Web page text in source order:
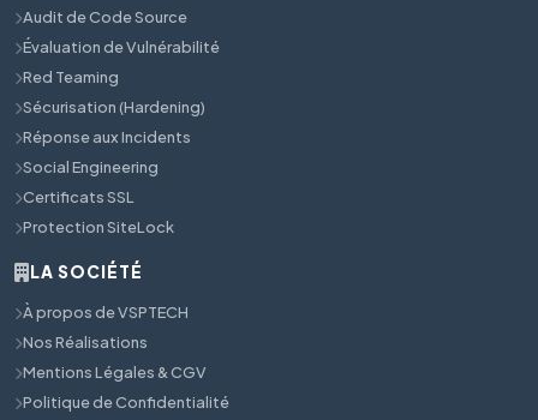
Audit de Code Source
Évaluation de Vulnérabilité
Red Teaming
Sécurisation (Hardening)
Réponse aux Incidents
Social Engineering
Certificats SSL
Protection SiteLock
LA SOCIÉTÉ
À propos de VSPTECH
Nos Réalisations
Mentions Légales & CGV
Politique de Confidentialité